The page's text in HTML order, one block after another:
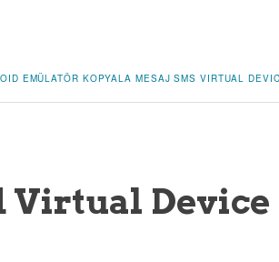
EMÜLATÖR KOPYALA MESAJ SMS VIRTUAL
Virtual Device